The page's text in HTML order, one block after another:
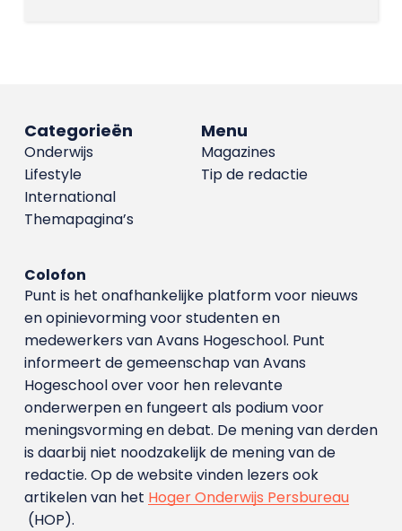
Menu
Magazines
Tip de redactie
Categorieën
Onderwijs
Lifestyle
International
Themapagina’s
Colofon
Punt is het onafhankelijke platform voor nieuws
en opinievorming voor studenten en
medewerkers van Avans Hoge­school. Punt
informeert de gemeenschap van Avans
Hogeschool over voor hen relevante
onderwerpen en fungeert als podium voor
meningsvorming en debat. De mening van derden
is daarbij niet noodzakelijk de mening van de
redactie. Op de website vinden lezers ook
artikelen van het Hoger Onderwijs Persbureau
(HOP).